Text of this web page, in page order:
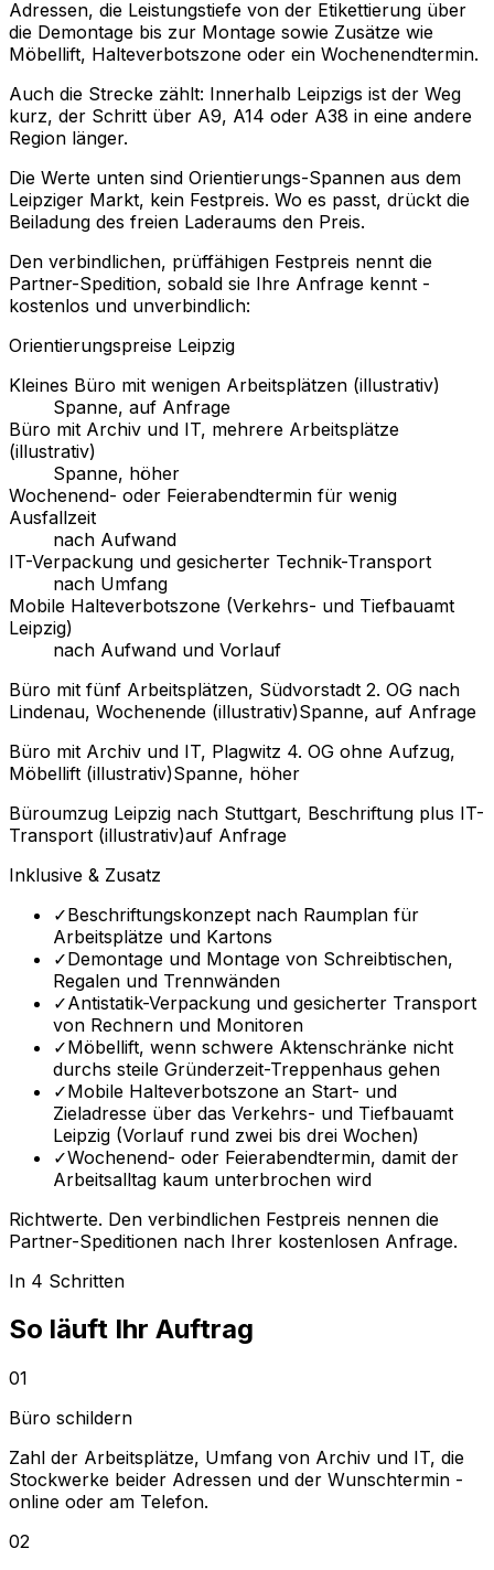
Adressen, die Leistungstiefe von der Etikettierung über
die Demontage bis zur Montage sowie Zusätze wie
Möbellift, Halteverbotszone oder ein Wochenendtermin.
Auch die Strecke zählt: Innerhalb Leipzigs ist der Weg
kurz, der Schritt über A9, A14 oder A38 in eine andere
Region länger.
Die Werte unten sind Orientierungs-Spannen aus dem
Leipziger Markt, kein Festpreis. Wo es passt, drückt die
Beiladung des freien Laderaums den Preis.
Den verbindlichen, prüffähigen Festpreis nennt die
Partner-Spedition, sobald sie Ihre Anfrage kennt -
kostenlos und unverbindlich:
Orientierungspreise Leipzig
Kleines Büro mit wenigen Arbeitsplätzen (illustrativ)
Spanne, auf Anfrage
Büro mit Archiv und IT, mehrere Arbeitsplätze
(illustrativ)
Spanne, höher
Wochenend- oder Feierabendtermin für wenig
Ausfallzeit
nach Aufwand
IT-Verpackung und gesicherter Technik-Transport
nach Umfang
Mobile Halteverbotszone (Verkehrs- und Tiefbauamt
Leipzig)
nach Aufwand und Vorlauf
Büro mit fünf Arbeitsplätzen, Südvorstadt 2. OG nach
Lindenau, Wochenende (illustrativ)Spanne, auf Anfrage
Büro mit Archiv und IT, Plagwitz 4. OG ohne Aufzug,
Möbellift (illustrativ)Spanne, höher
Büroumzug Leipzig nach Stuttgart, Beschriftung plus IT-
Transport (illustrativ)auf Anfrage
Inklusive & Zusatz
✓Beschriftungskonzept nach Raumplan für
Arbeitsplätze und Kartons
✓Demontage und Montage von Schreibtischen,
Regalen und Trennwänden
✓Antistatik-Verpackung und gesicherter Transport
von Rechnern und Monitoren
✓Möbellift, wenn schwere Aktenschränke nicht
durchs steile Gründerzeit-Treppenhaus gehen
✓Mobile Halteverbotszone an Start- und
Zieladresse über das Verkehrs- und Tiefbauamt
Leipzig (Vorlauf rund zwei bis drei Wochen)
✓Wochenend- oder Feierabendtermin, damit der
Arbeitsalltag kaum unterbrochen wird
Richtwerte. Den verbindlichen Festpreis nennen die
Partner-Speditionen nach Ihrer kostenlosen Anfrage.
In 4 Schritten
So läuft Ihr Auftrag
01
Büro schildern
Zahl der Arbeitsplätze, Umfang von Archiv und IT, die
Stockwerke beider Adressen und der Wunschtermin -
online oder am Telefon.
02